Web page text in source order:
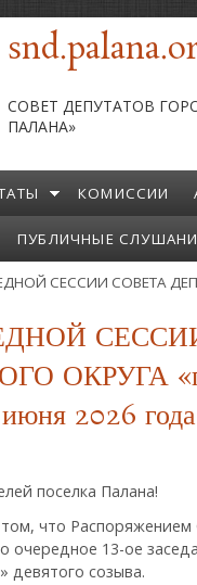
СОВЕТ ДЕПУТАТОВ
ПАЛАНА»
КОМИССИИ
ПУБЛИЧНЫЕ
СЕССИИ СОВЕТА
ОКРУГА
2026 года
поселка Палана!
что Распоряжением
очередное 13-ое
девятого созыва.